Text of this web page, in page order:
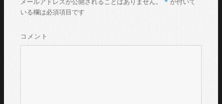
メールアドレスが公開されることはありません。
が付いて
いる欄は必須項目です
コメント